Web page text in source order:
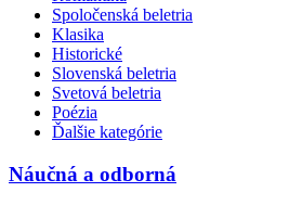
Spoločenská beletria
Klasika
Historické
Slovenská beletria
Svetová beletria
Poézia
Ďalšie kategórie
Náučná a odborná